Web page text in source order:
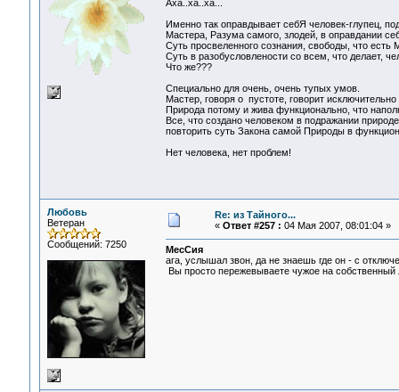
Аха..ха..ха...
Именно так оправдывает себЯ человек-глупец,
Мастера, Разума самого, злодей, в оправдании
Суть просвеленного сознания, свободы, что
Суть в разобусловлености со всем, что делает,
Что же???
Специально для очень, очень тупых умов.
Мастер, говоря о пустоте, говорит
Природа потому и жива функционально, что
Все, что создано человеком в подражании
повторить суть Закона самой Природы в
Нет человека, нет проблем!
Любовь
Ветеран
Сообщений: 7250
Re: из Тайного...
« Ответ #257 : 04 Мая 2007, 08:01:04 »
МесСия
ага, услышал звон, да не знаешь где он - с
Вы просто пережевываете чужое на собственный